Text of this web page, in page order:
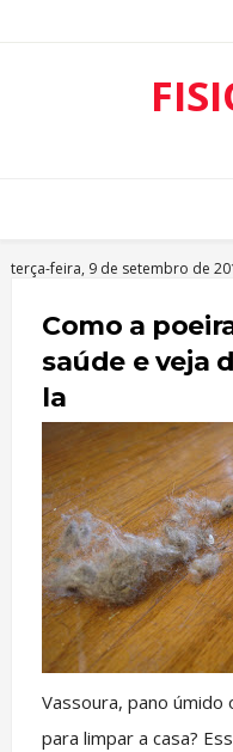
terça-feira, 9 de setembro de
Como a
saúde e veja
la
Vassoura, pano
para limpar a casa?